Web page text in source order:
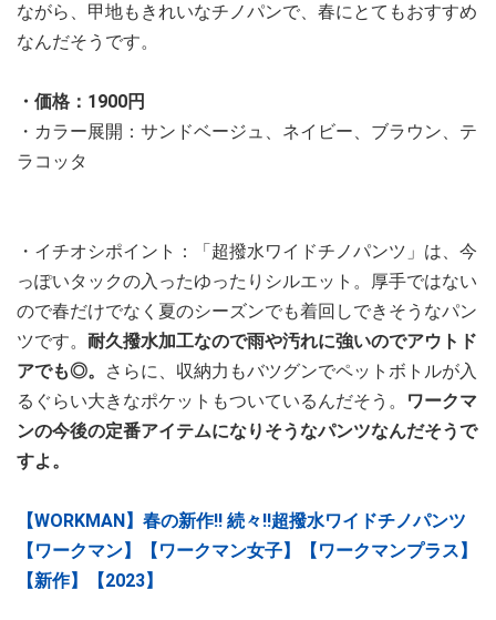
ながら、甲地もきれいなチノパンで、春にとてもおすすめ
なんだそうです。
・価格：1900円
・カラー展開：サンドベージュ、ネイビー、ブラウン、テ
ラコッタ
・イチオシポイント：「超撥水ワイドチノパンツ」は、今
っぽいタックの入ったゆったりシルエット。厚手ではない
ので春だけでなく夏のシーズンでも着回しできそうなパン
ツです。 耐久撥水加工なので雨や汚れに強いのでアウトド
アでも◎。
さらに、収納力もバツグンでペットボトルが入
るぐらい大きなポケットもついているんだそう。
ワークマ
ンの今後の定番アイテムになりそうなパンツなんだそうで
すよ。
【WORKMAN】春の新作‼︎ 続々‼︎超撥水ワイドチノパンツ
【ワークマン】【ワークマン女子】【ワークマンプラス】
【新作】【2023】